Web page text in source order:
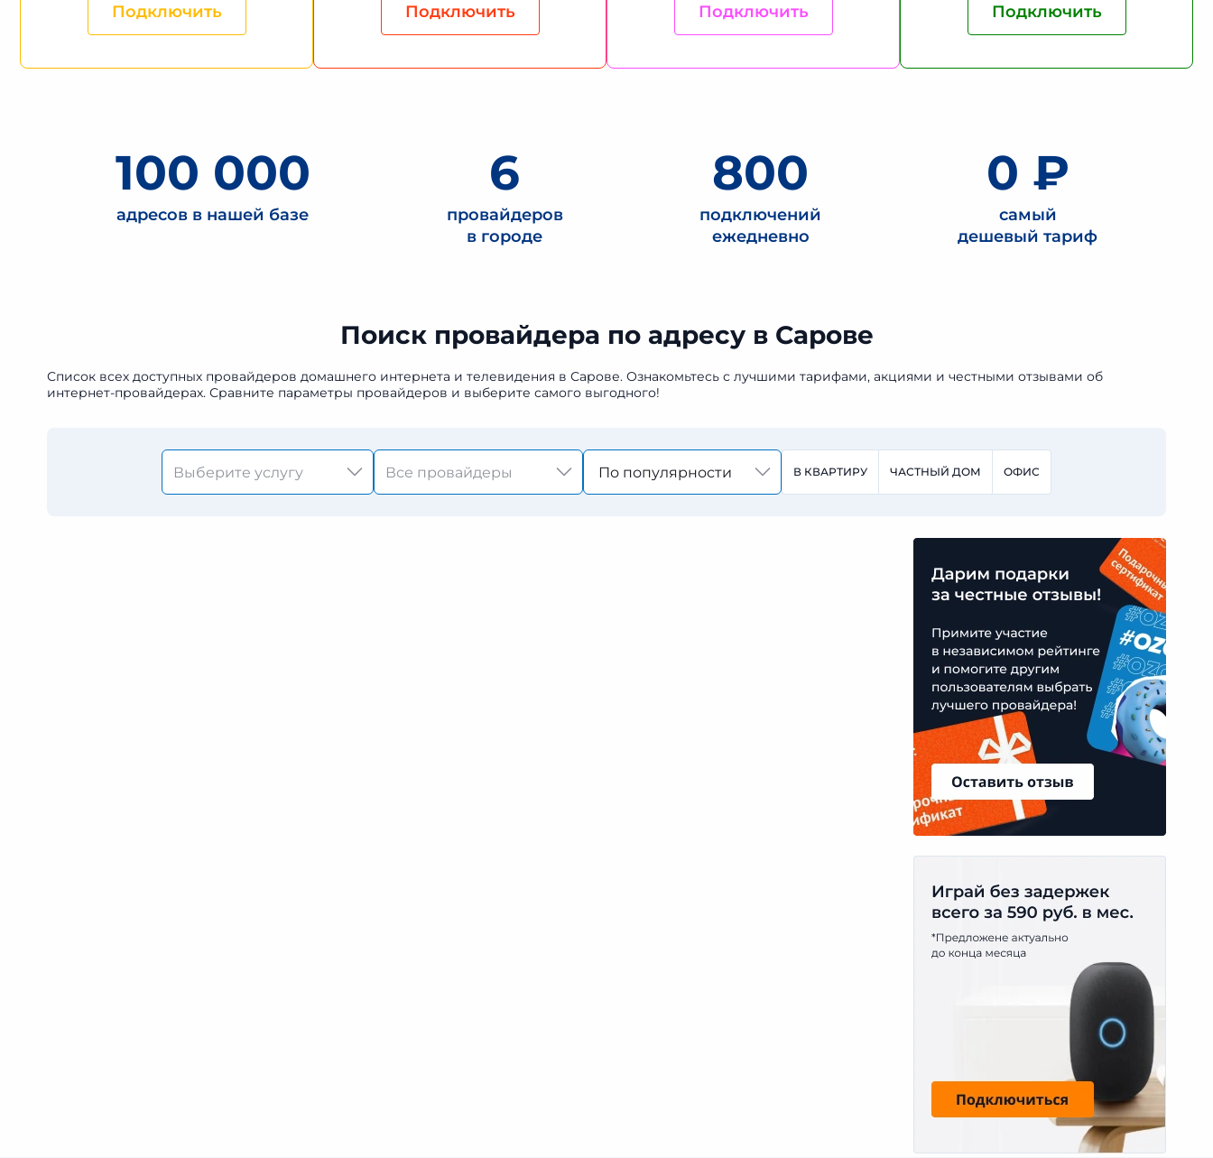
Подключить Подключить Подключить Подключить
100 000
адресов в нашей базе
6
провайдеров
в городе
800
подключений
ежедневно
0 ₽
самый
дешевый тариф
Поиск провайдера по адресу в Сарове
Список всех доступных провайдеров домашнего интернета и телевидения в Сарове. Ознакомьтесь с лучшими тарифами, акциями и честными отзывами об
интернет-провайдерах. Сравните параметры провайдеров и выберите самого выгодного!
По популярности В КВАРТИРУ ЧАСТНЫЙ ДОМ ОФИС